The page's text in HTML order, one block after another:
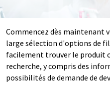
Commencez dès maintenant
large sélection d'options de
facilement trouver le produit
recherche, y compris des
possibilités de demande de